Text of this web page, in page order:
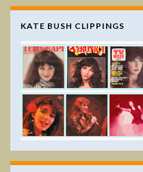
KATE BUSH CLIPPINGS